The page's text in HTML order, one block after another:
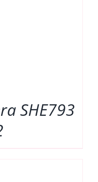
SHE793